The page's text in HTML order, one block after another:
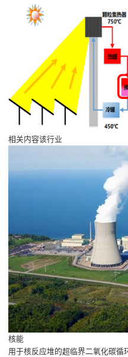
相关内容该行业
核能
用于核反应堆的超临界二氧化碳